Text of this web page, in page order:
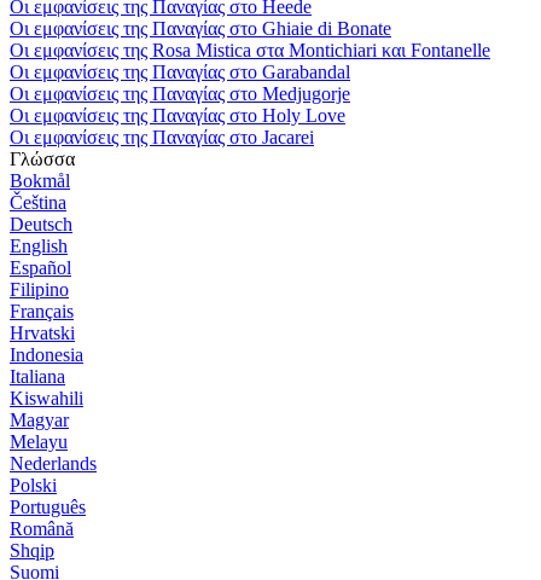
Οι εμφανίσεις της Παναγίας στο Heede
Οι εμφανίσεις της Παναγίας στο Ghiaie di Bonate
Οι εμφανίσεις της Rosa Mistica στα Montichiari και Fontanelle
Οι εμφανίσεις της Παναγίας στο Garabandal
Οι εμφανίσεις της Παναγίας στο Medjugorje
Οι εμφανίσεις της Παναγίας στο Holy Love
Οι εμφανίσεις της Παναγίας στο Jacarei
Γλώσσα
Bokmål
Čeština
Deutsch
English
Español
Filipino
Français
Hrvatski
Indonesia
Italiana
Kiswahili
Magyar
Melayu
Nederlands
Polski
Português
Română
Shqip
Suomi